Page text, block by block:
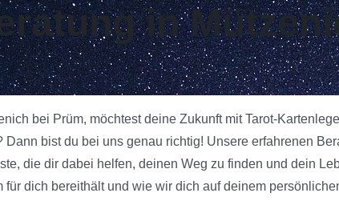
in
bei Prüm, möchtest deine Zukunft mit Tarot-
bist du bei uns genau richtig! Unsere erfahrenen
die dir dabei helfen, deinen Weg zu finden und dein
dich bereithält und wie wir dich auf deinem